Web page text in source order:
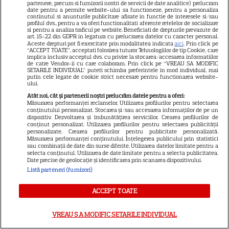
GSP
Știri mondene
Avantaje
Elle
Unica
Retete practice
URMĂREȘTE-NE PE
Copyright2026Ringier Romania – Toate Drepturile rezervate
Pariază responsabil! Decizia ONJN nr. 821/25.09.2025.
partenere, precum si furnizorii nostri de servicii de date analitice) prelucram
date pentru a permite website-ului sa functioneze, pentru a personaliza
continutul si anunturile publicitare afisate in functie de interesele si/sau
profilul dvs., pentru a va oferi functionalitati aferente retelelor de socializare
si pentru a analiza traficul pe website. Beneficiati de drepturile prevazute de
art. 15-22 din GDPR in legatura cu prelucrarea datelor cu caracter personal.
Aceste drepturi pot fi exercitate prin modalitatea indicataaici. Prin click pe
“ACCEPT TOATE”, acceptati folosirea tuturor Tehnologiilor de tip Cookie, care
implica inclusiv acceptul dvs. cu privire la stocarea/accesarea informatiilor
de catre Vendor-ii cu care colaboram. Prin click pe “VREAU SA MODIFIC
SETARILE INDIVIDUAL” puteti schimba preferintele in mod individual, mai
putin cele legate de cookie strict necesare pentru functionarea website-
ului.
Atât noi, cât și partenerii noștri prelucrăm datele pentru a oferi:
Măsurarea performanței reclamelor. Utilizarea profilurilor pentru selectarea
conținutului personalizat. Stocarea și/sau accesarea informațiilor de pe un
dispozitiv. Dezvoltarea și îmbunătățirea serviciilor. Crearea profilurilor de
conținut personalizat. Utilizarea profilurilor pentru selectarea publicității
personalizate. Crearea profilurilor pentru publicitate personalizată.
Măsurarea performanței conținutului. Înțelegerea publicului prin statistici
sau combinații de date din surse diferite. Utilizarea datelor limitate pentru a
selecta conținutul. Utilizarea de date limitate pentru a selecta publicitatea.
Date precise de geolocație și identificarea prin scanarea dispozitivului.
Listă parteneri (furnizori)
ACCEPT TOATE
VREAU SA MODIFIC SETARILE INDIVIDUAL